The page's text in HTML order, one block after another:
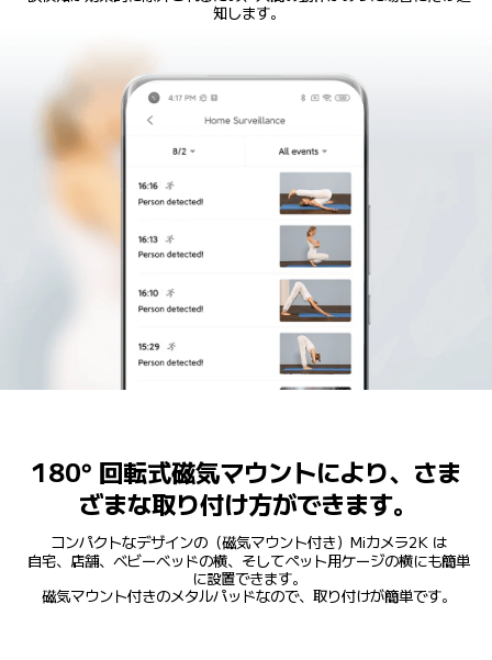
知します。
180° 回転式磁気マウントにより、さま
ざまな取り付け方ができます。
コンパクトなデザインの（磁気マウント付き）Miカメラ2K は
自宅、店舗、ベビーベッドの横、そしてペット用ケージの横にも簡単
に設置できます。
磁気マウント付きのメタルパッドなので、取り付けが簡単です。